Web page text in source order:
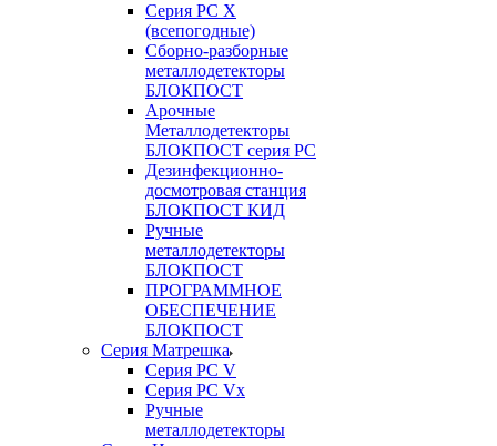
Серия РС X
(всепогодные)
Сборно-разборные
металлодетекторы
БЛОКПОСТ
Арочные
Металлодетекторы
БЛОКПОСТ серия РС
Дезинфекционно-
досмотровая станция
БЛОКПОСТ КИД
Ручные
металлодетекторы
БЛОКПОСТ
ПРОГРАММНОЕ
ОБЕСПЕЧЕНИЕ
БЛОКПОСТ
Серия Матрешка
Серия PC V
Серия PC Vx
Ручные
металлодетекторы